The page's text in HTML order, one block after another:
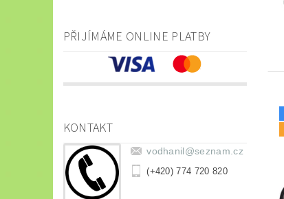
PŘIJÍMÁME ONLINE PLATBY
KONTAKT
vodhanil@seznam.cz
(+420) 774 720 820